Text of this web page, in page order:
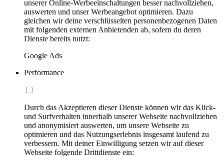
unserer Online-Werbeeinschaltungen besser nachvollziehen,
auswerten und unser Werbeangebot optimieren. Dazu
gleichen wir deine verschlüsselten personenbezogenen Daten
mit folgenden externen Anbietenden ab, sofern du deren
Dienste bereits nutzt:
Google Ads
Performance
Durch das Akzeptieren dieser Dienste können wir das Klick-
und Surfverhalten innerhalb unserer Webseite nachvollziehen
und anonymisiert auswerten, um unsere Webseite zu
optimieren und das Nutzungserlebnis insgesamt laufend zu
verbessern. Mit deiner Einwilligung setzen wir auf dieser
Webseite folgende Drittdienste ein: